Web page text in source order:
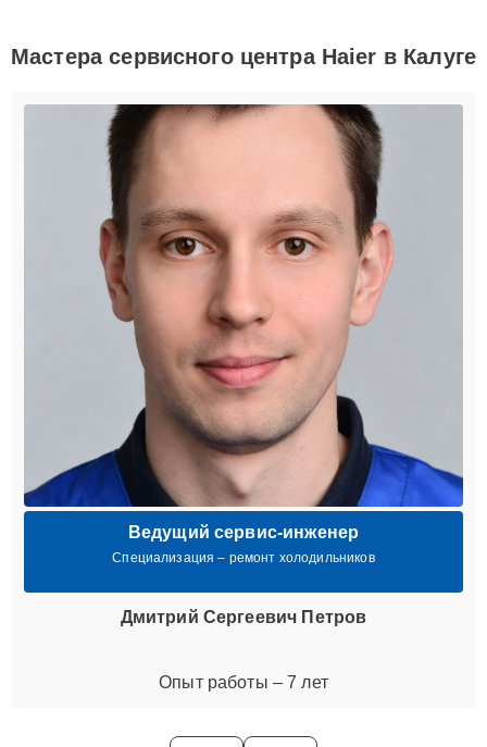
Мастера сервисного центра Haier в Калуге
Ведущий сервис-инженер
Специализация – ремонт холодильников
Дмитрий Сергеевич Петров
Опыт работы – 7 лет